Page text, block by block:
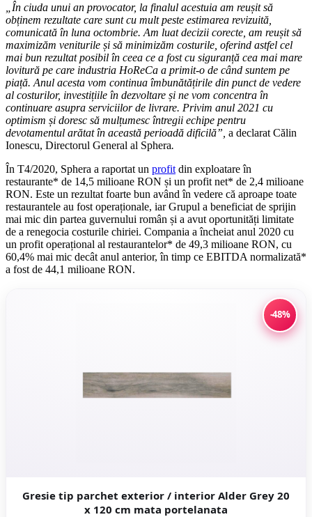
„În ciuda unui an provocator, la finalul acestuia am reușit să
obținem rezultate care sunt cu mult peste estimarea revizuită,
comunicată în luna octombrie. Am luat decizii corecte, am reușit să
maximizăm veniturile și să minimizăm costurile, oferind astfel cel
mai bun rezultat posibil în ceea ce a fost cu siguranță cea mai mare
lovitură pe care industria HoReCa a primit-o de când suntem pe
piață. Anul acesta vom continua îmbunătățirile din punct de vedere
al costurilor, investițiile în dezvoltare și ne vom concentra în
continuare asupra serviciilor de livrare. Privim anul 2021 cu
optimism și doresc să mulțumesc întregii echipe pentru
devotamentul arătat în această perioadă dificilă”, a declarat Călin
Ionescu, Directorul General al Sphera.
În T4/2020, Sphera a raportat un profit din exploatare în
restaurante* de 14,5 milioane RON și un profit net* de 2,4 milioane
RON. Este un rezultat foarte bun având în vedere că aproape toate
restaurantele au fost operaționale, iar Grupul a beneficiat de sprijin
mai mic din partea guvernului român și a avut oportunități limitate
de a renegocia costurile chiriei. Compania a încheiat anul 2020 cu
un profit operațional al restaurantelor* de 49,3 milioane RON, cu
60,4% mai mic decât anul anterior, în timp ce EBITDA normalizată*
a fost de 44,1 milioane RON.
-48%
Gresie tip parchet exterior / interior Alder Grey 20
x 120 cm mata portelanata